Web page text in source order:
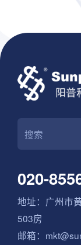
020-
地址：广州市
503房
邮箱：